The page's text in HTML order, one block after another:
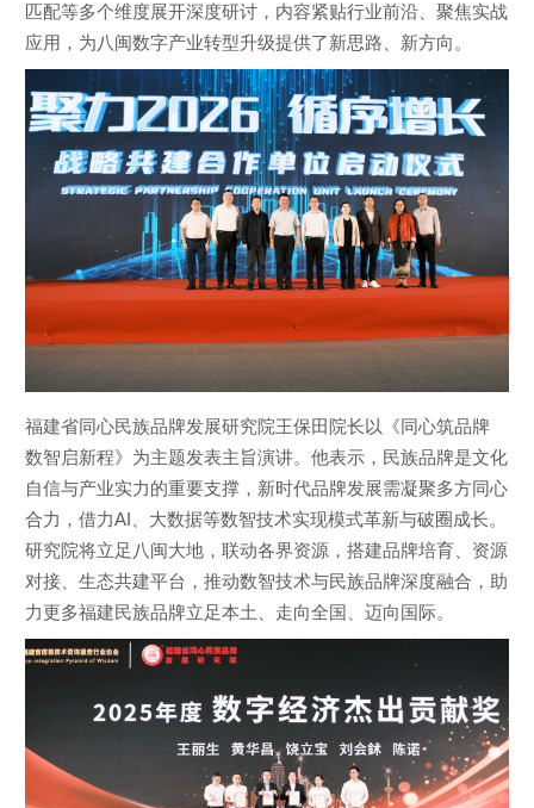
匹配等多个维度展开深度研讨，内容紧贴行业前沿、聚焦实战
应用，为八闽数字产业转型升级提供了新思路、新方向。
福建省同心民族品牌发展研究院王保田院长以《同心筑品牌
数智启新程》为主题发表主旨演讲。他表示，民族品牌是文化
自信与产业实力的重要支撑，新时代品牌发展需凝聚多方同心
合力，借力AI、大数据等数智技术实现模式革新与破圈成长。
研究院将立足八闽大地，联动各界资源，搭建品牌培育、资源
对接、生态共建平台，推动数智技术与民族品牌深度融合，助
力更多福建民族品牌立足本土、走向全国、迈向国际。